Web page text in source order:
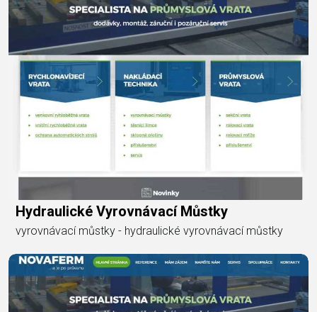
Hydraulické Vyrovnávací Můstky
vyrovnávací můstky - hydraulické vyrovnávací můstky